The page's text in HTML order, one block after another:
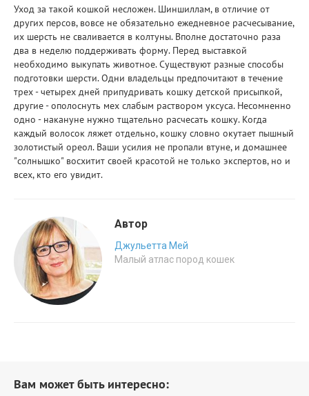
Уход за такой кошкой несложен. Шиншиллам, в отличие от
других персов, вовсе не обязательно ежедневное расчесывание,
их шерсть не сваливается в колтуны. Вполне достаточно раза
два в неделю поддерживать форму. Перед выставкой
необходимо выкупать животное. Существуют разные способы
подготовки шерсти. Одни владельцы предпочитают в течение
трех - четырех дней припудривать кошку детской присыпкой,
другие - ополоснуть мех слабым раствором уксуса. Несомненно
одно - накануне нужно тщательно расчесать кошку. Когда
каждый волосок ляжет отдельно, кошку словно окутает пышный
золотистый ореол. Ваши усилия не пропали втуне, и домашнее
"солнышко" восхитит своей красотой не только экспертов, но и
всех, кто его увидит.
Автор
Джульетта Мей
Малый атлас поpод кошек
Вам может быть интересно: